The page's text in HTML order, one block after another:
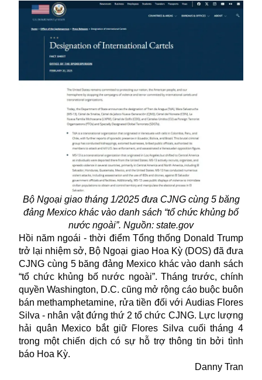
Bộ Ngoại giao tháng 1/2025 đưa CJNG cùng 5 băng
đảng Mexico khác vào danh sách “tổ chức khủng bố
nước ngoài”. Nguồn: state.gov
Hồi năm ngoái - thời điểm Tổng thống Donald Trump
trở lại nhiệm sở, Bộ Ngoại giao Hoa Kỳ (DOS) đã đưa
CJNG cùng 5 băng đảng Mexico khác vào danh sách
“tổ chức khủng bố nước ngoài”. Tháng trước, chính
quyền Washington, D.C. cũng mở rộng cáo buộc buôn
bán methamphetamine, rửa tiền đối với Audias Flores
Silva - nhân vật đứng thứ 2 tổ chức CJNG. Lực lượng
hải quân Mexico bắt giữ Flores Silva cuối tháng 4
trong một chiến dịch có sự hỗ trợ thông tin bởi tình
báo Hoa Kỳ.
Danny Tran